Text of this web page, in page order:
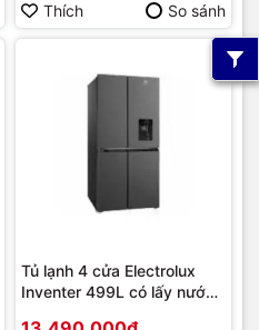
Thích So sánh
Tủ lạnh 4 cửa Electrolux
Inventer 499L có lấy nước